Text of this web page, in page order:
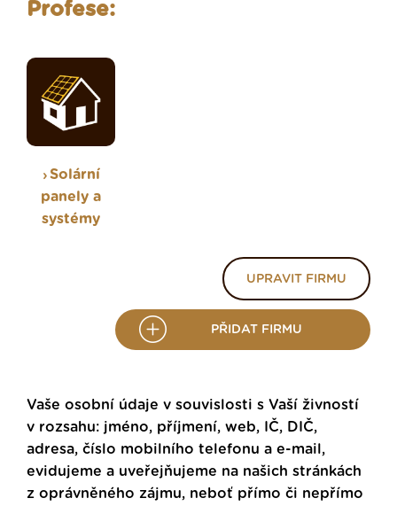
Profese:
Solární
panely a
systémy
UPRAVIT FIRMU
PŘIDAT FIRMU
Vaše osobní údaje v souvislosti s Vaší živností
v rozsahu: jméno, příjmení, web, IČ, DIČ,
adresa, číslo mobilního telefonu a e-mail,
evidujeme a uveřejňujeme na našich stránkách
z oprávněného zájmu, neboť přímo či nepřímo